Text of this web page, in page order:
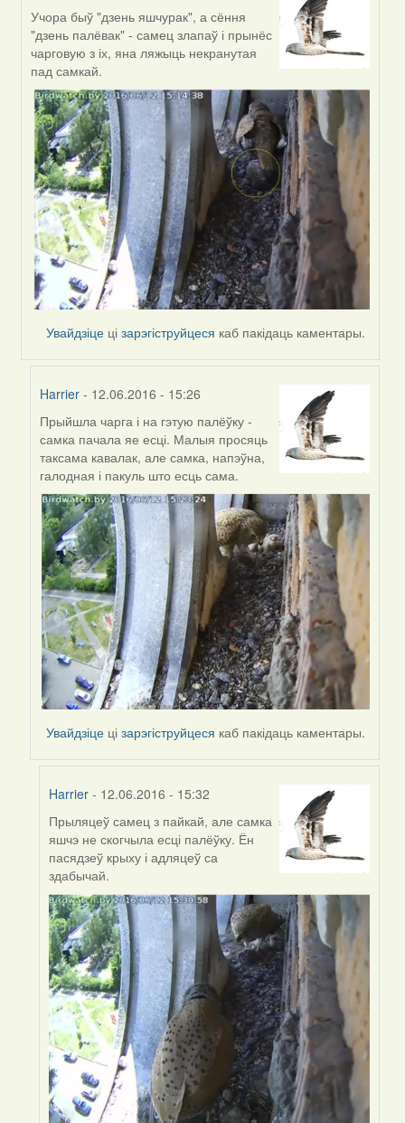
In
reply
to
by
Harrier
Учора быў "дзень яшчурак", а сёння
"дзень палёвак" - самец злапаў і прынёс
чарговую з іх, яна ляжыць некранутая
пад самкай.
Увайдзіце цізарэгіструйцеся каб пакідаць каментары.
Harrier - 12.06.2016 - 15:26
In
reply
to
by
Harrier
Прыйшла чарга і на гэтую палёўку -
самка пачала яе есці. Малыя просяць
таксама кавалак, але самка, напэўна,
галодная і пакуль што есць сама.
Увайдзіце цізарэгіструйцеся каб пакідаць каментары.
Harrier- 12.06.2016 - 15:32
In
reply
to
by
Harrier
Прыляцеў самец з пайкай, але самка
яшчэ не скогчыла есці палёўку. Ён
пасядзеў крыху і адляцеў са
здабычай.